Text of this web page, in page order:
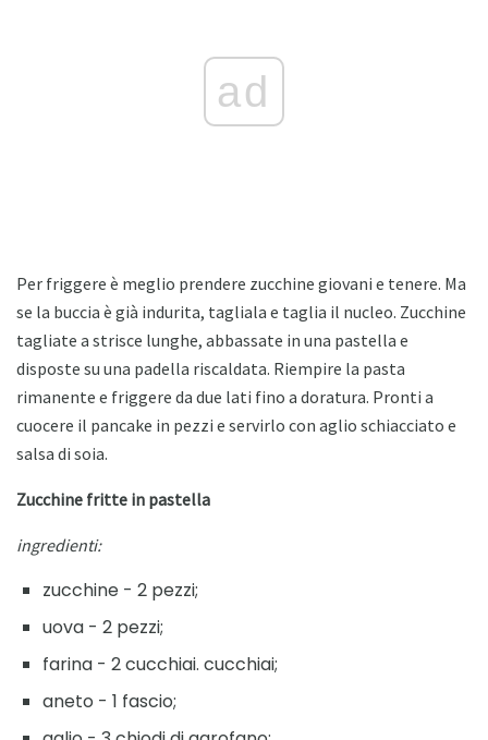
ad
Per friggere è meglio prendere zucchine giovani e tenere. Ma
se la buccia è già indurita, tagliala e taglia il nucleo. Zucchine
tagliate a strisce lunghe, abbassate in una pastella e
disposte su una padella riscaldata. Riempire la pasta
rimanente e friggere da due lati fino a doratura. Pronti a
cuocere il pancake in pezzi e servirlo con aglio schiacciato e
salsa di soia.
Zucchine fritte in pastella
ingredienti:
zucchine - 2 pezzi;
uova - 2 pezzi;
farina - 2 cucchiai. cucchiai;
aneto - 1 fascio;